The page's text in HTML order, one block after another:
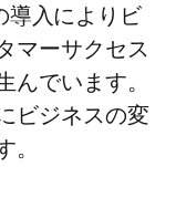
導入によりビ
マーサクセス
でいます。
ビジネスの変